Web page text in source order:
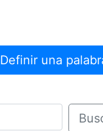
Definir una